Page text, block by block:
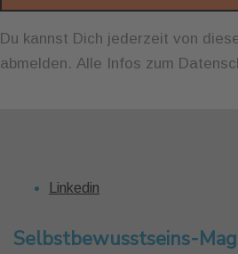
Du kannst Dich jederzeit von
abmelden. Alle Infos zum
Linkedin
Selbstbewusstseins-